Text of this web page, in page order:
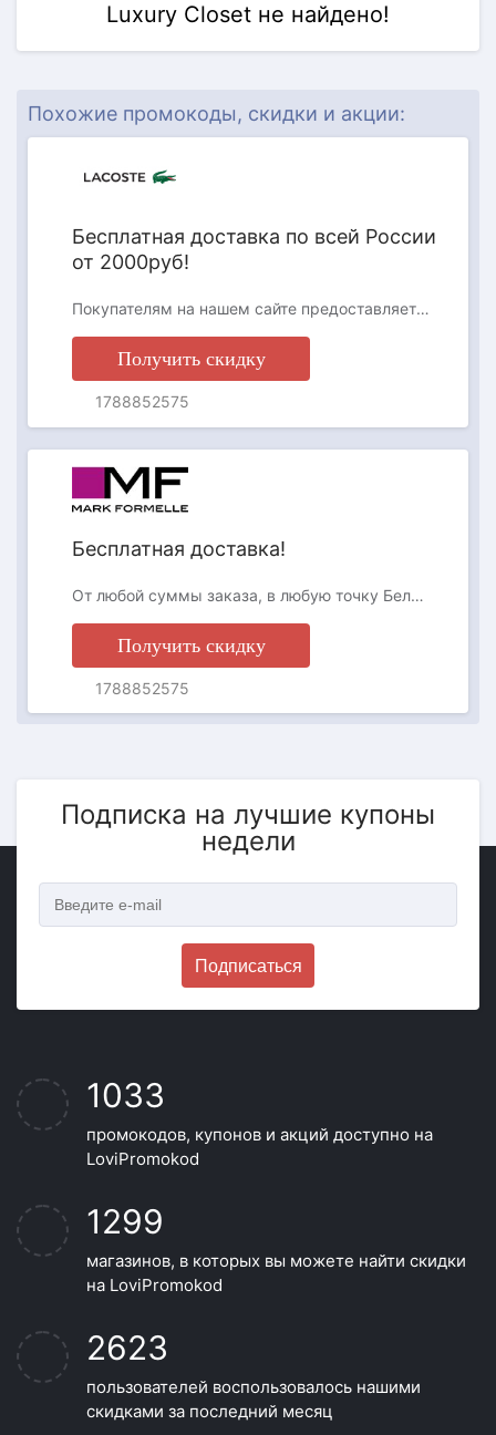
Luxury Closet не найдено!
Похожие промокоды, скидки и акции:
АКЦИЯ
Бесплатная доставка по всей России
от 2000руб!
Покупателям на нашем сайте предоставляется на выбор два способа доставки: доставка курьерской службой по указанному адресу (DPD) и постаматы PickPoint. Заказы на сумму менее 2000 руб. доставляются только в постаматы PickPoint, курьерская доставка «до двери» для таких заказов не действует.
Получить скидку
1788852575
АКЦИЯ
Бесплатная доставка!
От любой суммы заказа, в любую точку Беларуси!
Получить скидку
1788852575
Подписка на лучшие купоны
недели
Подписаться
1033
промокодов, купонов и акций доступно на
LoviPromokod
1299
магазинов, в которых вы можете найти скидки
на LoviPromokod
2623
пользователей воспользовалось нашими
скидками за последний месяц